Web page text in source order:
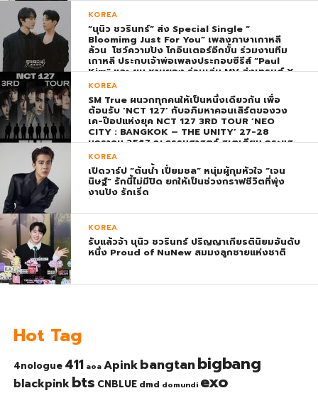
KOREA
“นุนิว ชวรินทร์” ส่ง Special Single “
Bloomimg Just For You” เพลงภาษาเกาหลี
ล้วน โชว์ความปัง โกอินเตอร์อีกขั้น ร่วมงานทีม
เกาหลี ประกบเจ้าพ่อเพลงประกอบซีรีส์ “Paul
Kim” และ ยุน ชานยอง ร่วมเล่น MV ส่งเทรนด์ X
พุ่ง ติดอันดับ 1 โลก
KOREA
SM True ผนวกทุกคนให้เป็นหนึ่งเดียวกัน เพื่อ
ต้อนรับ ‘NCT 127’ กับอภิมหาคอนเสิร์ตของวง
เค-ป๊อปแห่งยุค NCT 127 3RD TOUR ‘NEO
CITY : BANGKOK – THE UNITY’ 27-28
มกราคม 2567 ณ ธรรมศาสตร์ สเตเดียม กระแส
ตอบรับยิ่งใหญ่สมการรอคอย บัตร SOLD OUT
ทุกที่นั่งทันทีที่เปิดจำหน่าย !
KOREA
เปิดวาร์ป “ต้นน้ำ เปี่ยมชล” หนุ่มผู้กุมหัวใจ “เจน
นิษฐ์” รักนี้ไม่มีปิด ยกให้เป็นช่วงกราฟชีวิตที่พุ่ง
งานปัง รักเริ่ด
KOREA
รับแล้วจ้า นุนิว ชวรินทร์ ปริญญาเกียรตินิยมอันดับ
หนึ่ง Proud of NuNew สมมงลูกชายแห่งชาติ
Hot Tag
4nologue 411 aoa Apinkbangtanbigbang
blackpinkbts CNBLUE dmd domundi exo